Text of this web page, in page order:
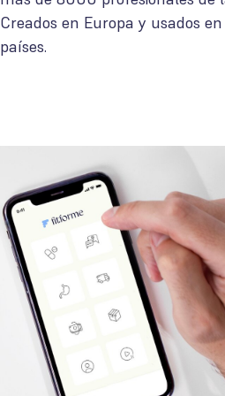
Creados en Europa y usados
países.